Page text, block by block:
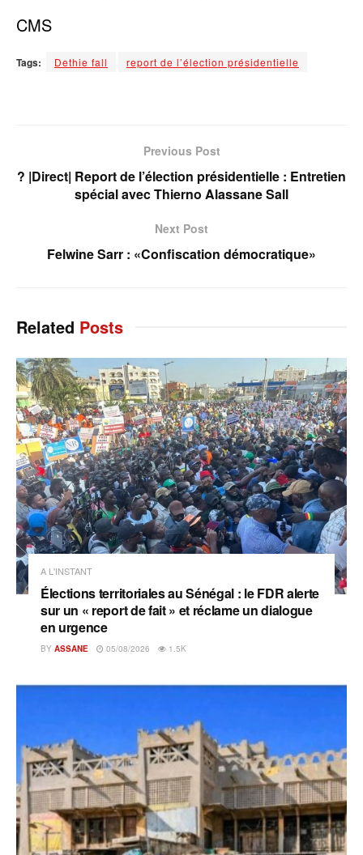
CMS
Tags: Dethie fall report de l’élection présidentielle
Previous Post
? |Direct| Report de l’élection présidentielle : Entretien
spécial avec Thierno Alassane Sall
Next Post
Felwine Sarr : «Confiscation démocratique»
Related Posts
A L'INSTANT
Élections territoriales au Sénégal : le FDR alerte
sur un « report de fait » et réclame un dialogue
en urgence
BY ASSANE 05/08/2026 1.5K